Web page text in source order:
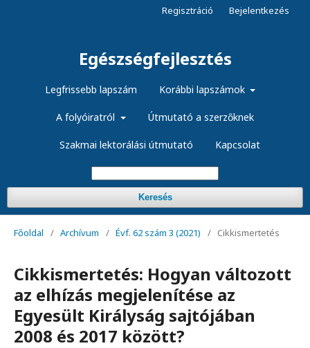
Egészségfejlesztés
Legfrissebb lapszám Korábbi lapszámok
A folyóiratról Útmutató a szerzőknek
Szakmai lektorálási útmutató Kapcsolat
Keresés
Regisztráció Bejelentkezés
Főoldal / Archívum / Évf. 62 szám 3 (2021) / Cikkismertetés
Cikkismertetés: Hogyan változott
az elhízás megjelenítése az
Egyesült Királyság sajtójában
2008 és 2017 között?